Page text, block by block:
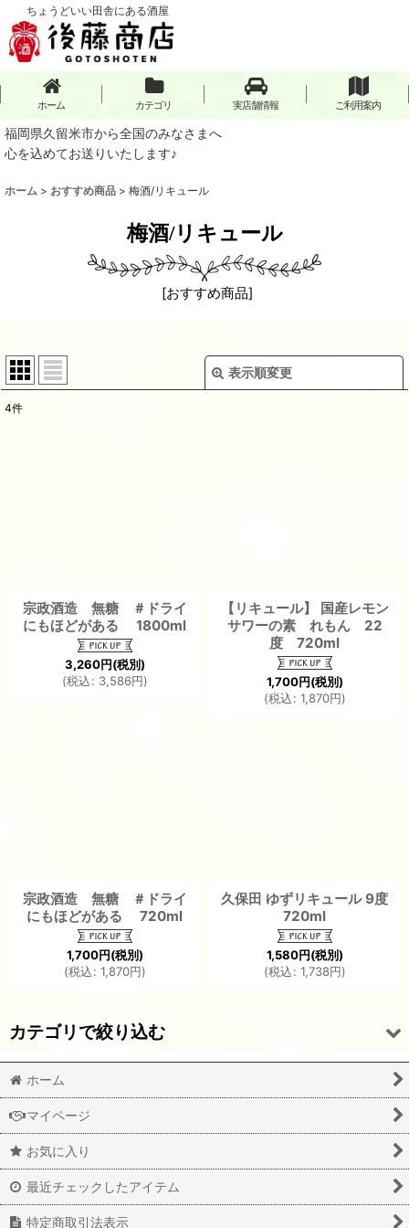
ちょうどいい田舎にある酒屋
ホーム カテゴリ 実店舗情報 ご利用案内
福岡県久留米市から全国のみなさまへ
心を込めてお送りいたします♪
ホーム > おすすめ商品 > 梅酒/リキュール
梅酒/リキュール
[おすすめ商品]
表示順変更
4件
宗政酒造 無糖 ＃ドライ
にもほどがある 1800ml
3,260円(税別)
(税込: 3,586円)
【リキュール】 国産レモン
サワーの素 れもん 22
度 720ml
1,700円(税別)
(税込: 1,870円)
宗政酒造 無糖 ＃ドライ
にもほどがある 720ml
1,700円(税別)
(税込: 1,870円)
久保田 ゆずリキュール 9度
720ml
1,580円(税別)
(税込: 1,738円)
カテゴリで絞り込む
梅酒/リキュール (全商品)
梅酒
リキュール
ホーム
マイページ
お気に入り
最近チェックしたアイテム
特定商取引法表示